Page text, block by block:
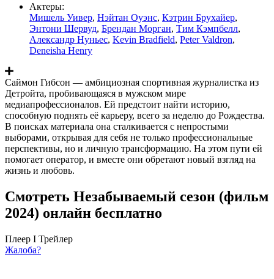
Актеры:
Мишель Уивер, Нэйтан Оуэнс, Кэтрин Брухайер,
Энтони Шервуд, Брендан Морган, Тим Кэмпбелл,
Александр Нуньес, Kevin Bradfield, Peter Valdron,
Deneisha Henry
Саймон Гибсон — амбициозная спортивная журналистка из
Детройта, пробивающаяся в мужском мире
медиапрофессионалов. Ей предстоит найти историю,
способную поднять её карьеру, всего за неделю до Рождества.
В поисках материала она сталкивается с непростыми
выборами, открывая для себя не только профессиональные
перспективы, но и личную трансформацию. На этом пути ей
помогает оператор, и вместе они обретают новый взгляд на
жизнь и любовь.
Смотреть Незабываемый сезон (фильм
2024) онлайн бесплатно
Плеер I Трейлер
Жалоба?